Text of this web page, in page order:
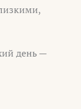
день —